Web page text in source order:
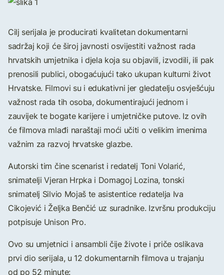
Cilj serijala je producirati kvalitetan dokumentarni
sadržaj koji će široj javnosti osvijestiti važnost rada
hrvatskih umjetnika i djela koja su objavili, izvodili, ili pak
prenosili publici, obogaćujući tako ukupan kulturni život
Hrvatske. Filmovi su i edukativni jer gledatelju osvješćuju
važnost rada tih osoba, dokumentirajući jednom i
zauvijek te bogate karijere i umjetničke putove. Iz ovih
će filmova mlađi naraštaji moći učiti o velikim imenima
važnim za razvoj hrvatske glazbe.
Autorski tim čine scenarist i redatelj Toni Volarić,
snimatelji Vjeran Hrpka i Domagoj Lozina, tonski
snimatelj Silvio Mojaš te asistentice redatelja Iva
Cikojević i Željka Benčić uz suradnike. Izvršnu produkciju
potpisuje Unison Pro.
Ovo su umjetnici i ansambli čije živote i priče oslikava
prvi dio serijala, u 12 dokumentarnih filmova u trajanju
od po 52 minute: